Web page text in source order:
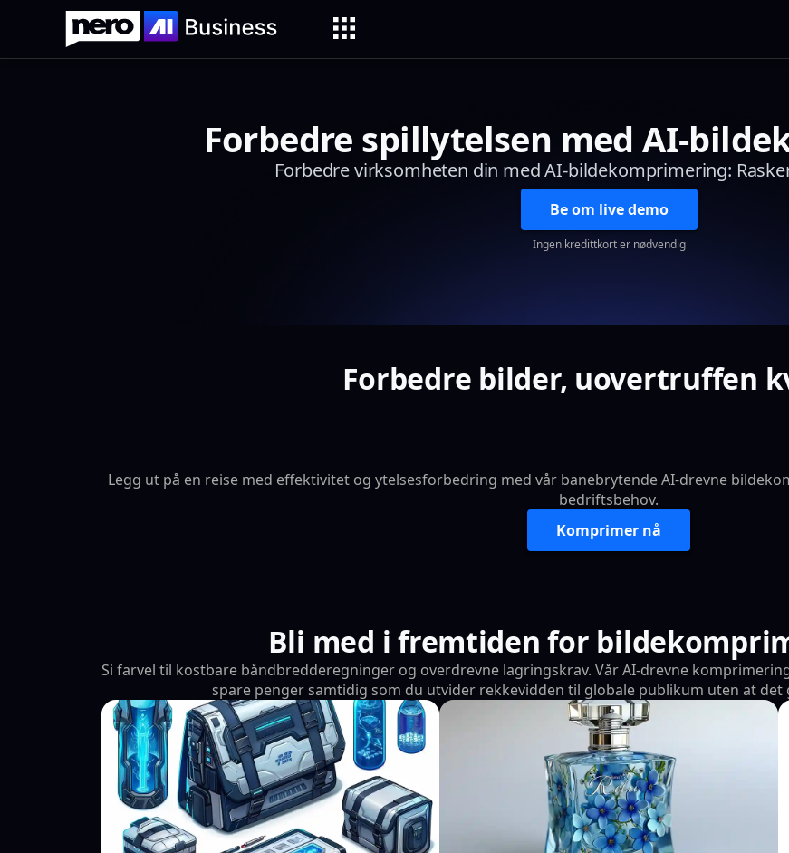
Forbedre spillytelsen med AI-
Forbedre virksomheten din med AI-bildekomprimering:
Be om live demo
Ingen kredittkort er nødvendig
Forbedre bilder, uovertruffen
Original
Legg ut på en reise med effektivitet og ytelsesforbedring med vår banebrytende AI-drevne
bedriftsbehov.
Komprimer nå
Bli med i fremtiden for
Si farvel til kostbare båndbredderegninger og overdrevne lagringskrav. Vår AI-drevne
spare penger samtidig som du utvider rekkevidden til globale publikum uten at det